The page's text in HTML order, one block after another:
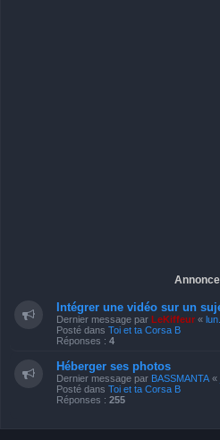
Intégrer une vidéo sur un
Dernier message par LeKiffeur «
Posté dans Toi et ta Corsa B
Réponses : 4
Héberger ses photos
Dernier message par BASSMANTA «
Posté dans Toi et ta Corsa B
Réponses : 255